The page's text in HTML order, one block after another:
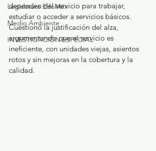
Legislatura EdoMéx
Medio Ambiente
INVESTIGACIÓN ESPECIAL
dependen del servicio para trabajar,
estudiar o acceder a servicios básicos.
Cuestionó la justificación del alza,
argumentando que el servicio es
ineficiente, con unidades viejas, asientos
rotos y sin mejoras en la cobertura y la
calidad.